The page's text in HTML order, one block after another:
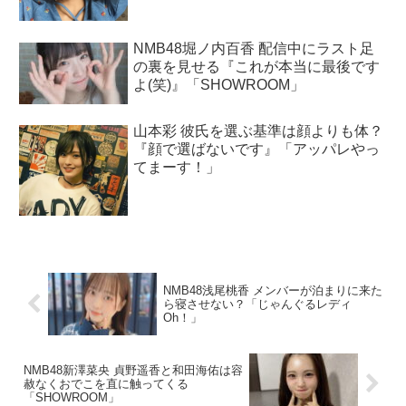
NMB48堀ノ内百香 配信中にラスト足
の裏を見せる『これが本当に最後です
よ(笑)』「SHOWROOM」
山本彩 彼氏を選ぶ基準は顔よりも体？
『顔で選ばないです』「アッパレやっ
てまーす！」
NMB48浅尾桃香 メンバーが泊まりに来た
ら寝させない？「じゃんぐるレディ
Oh！」
NMB48新澤菜央 貞野遥香と和田海佑は容
赦なくおでこを直に触ってくる
「SHOWROOM」